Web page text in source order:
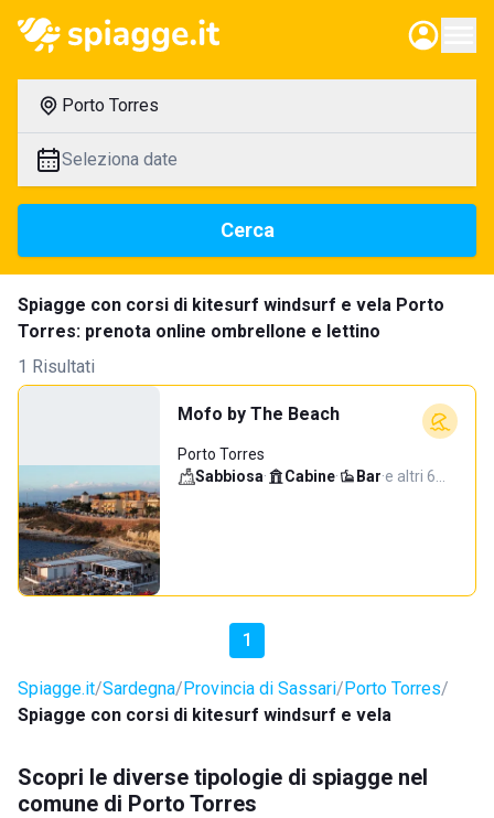
Porto Torres
Seleziona date
Cerca
Spiagge con corsi di kitesurf windsurf e vela Porto
Torres: prenota online ombrellone e lettino
1 Risultati
Mofo by The Beach
Porto Torres
Sabbiosa· Cabine· Bar·e altri 6…
1
Spiagge.it Sardegna Provincia di Sassari Porto Torres
Spiagge con corsi di kitesurf windsurf e vela
Scopri le diverse tipologie di spiagge nel
comune di Porto Torres